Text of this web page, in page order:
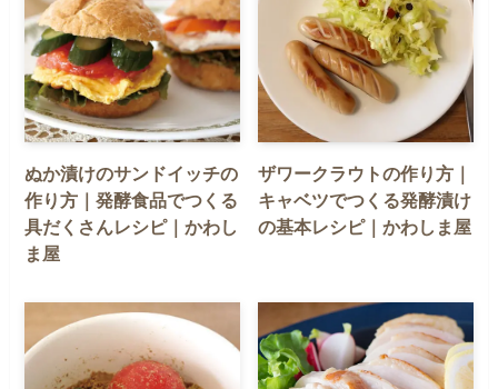
ぬか漬けのサンドイッチの
作り方｜発酵食品でつくる
具だくさんレシピ｜かわし
ま屋
ザワークラウトの作り方｜
キャベツでつくる発酵漬け
の基本レシピ｜かわしま屋